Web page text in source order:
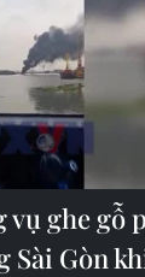
ghe gỗ
Sài Gòn